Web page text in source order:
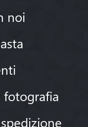
noi
fotografia